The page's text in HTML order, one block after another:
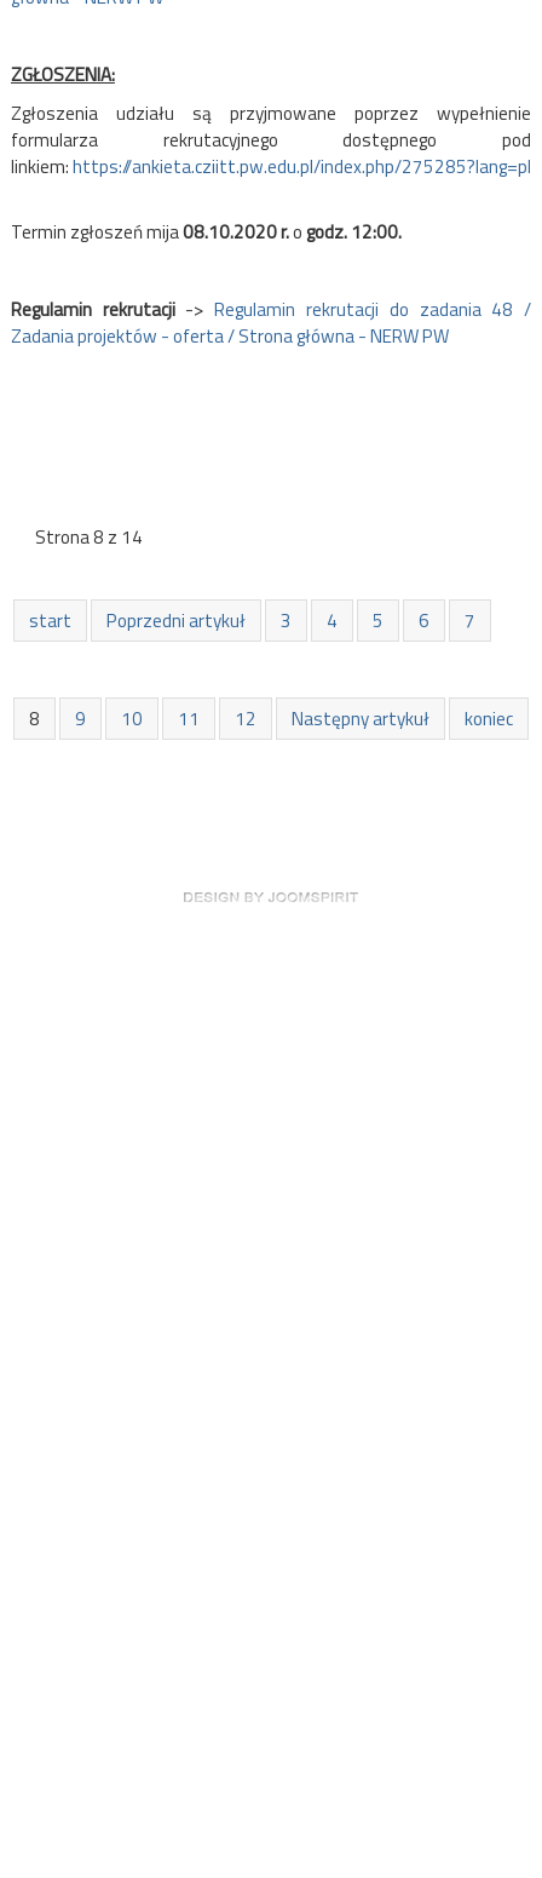
ZGŁOSZENIA:
Zgłoszenia udziału są przyjmowane poprzez wypełnienie
formularza rekrutacyjnego dostępnego pod
linkiem:https://ankieta.cziitt.pw.edu.pl/index.php/275285?lang=pl
Termin zgłoszeń mija08.10.2020 r.ogodz. 12:00.
Regulamin rekrutacji->Regulamin rekrutacji do zadania 48 /
Zadania projektów - oferta / Strona główna - NERW PW
Strona 8 z 14
start Poprzedni artykuł 3 4 5 6 7
8 9 10 11 12 Następny artykuł koniec